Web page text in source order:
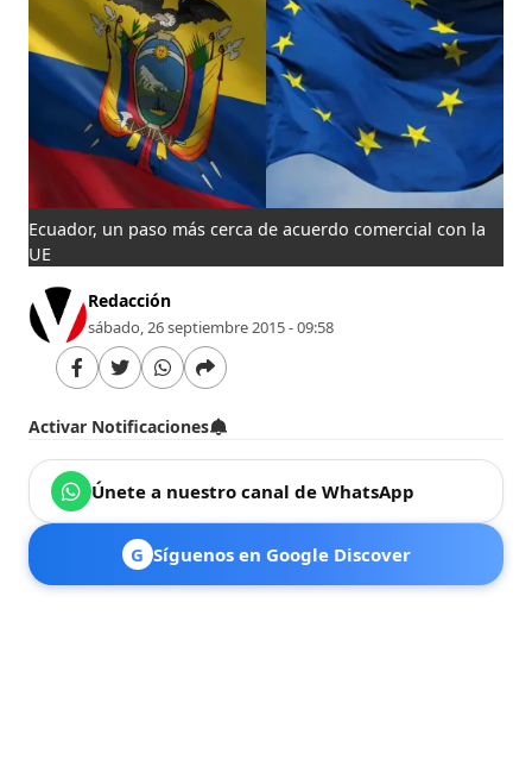
Ecuador, un paso más cerca de acuerdo comercial con la
UE
Redacción
sábado, 26 septiembre 2015 - 09:58
Activar Notificaciones
Únete a nuestro canal de WhatsApp
G Síguenos en Google Discover